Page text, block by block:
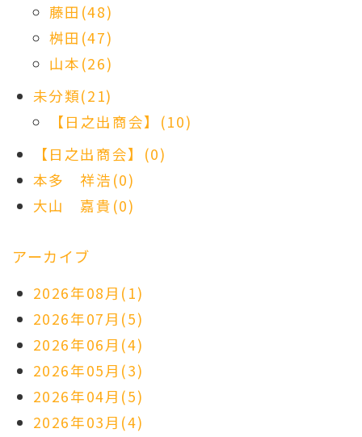
藤田(48)
桝田(47)
山本(26)
未分類(21)
【日之出商会】(10)
【日之出商会】(0)
本多 祥浩(0)
大山 嘉貴(0)
アーカイブ
2026年08月(1)
2026年07月(5)
2026年06月(4)
2026年05月(3)
2026年04月(5)
2026年03月(4)